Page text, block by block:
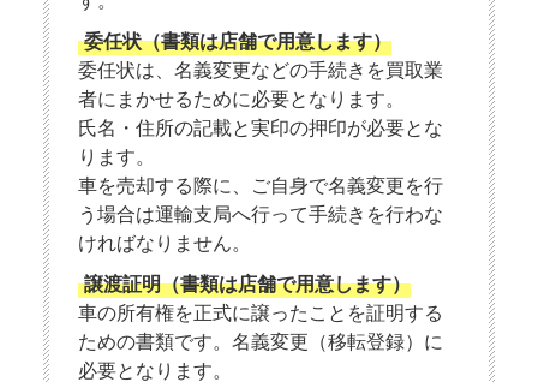
委任状（書類は店舗で用意します）
委任状は、名義変更などの手続きを買取業
者にまかせるために必要となります。
氏名・住所の記載と実印の押印が必要とな
ります。
車を売却する際に、ご自身で名義変更を行
う場合は運輸支局へ行って手続きを行わな
ければなりません。
譲渡証明（書類は店舗で用意します）
車の所有権を正式に譲ったことを証明する
ための書類です。名義変更（移転登録）に
必要となります。